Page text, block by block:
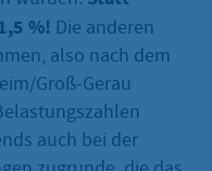
%! Die anderen
also nach dem
Groß-Gerau
auch bei der